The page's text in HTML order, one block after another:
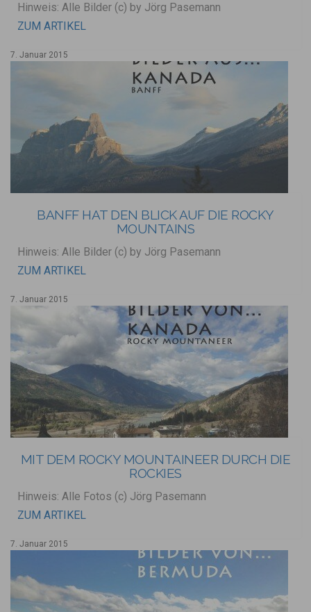
Hinweis: Alle Bilder (c) by Jörg Pasemann
ZUM ARTIKEL
7. Januar 2015
BANFF HAT DEN BLICK AUF DIE ROCKY
MOUNTAINS
Hinweis: Alle Bilder (c) by Jörg Pasemann
ZUM ARTIKEL
7. Januar 2015
MIT DEM ROCKY MOUNTAINEER DURCH DIE
ROCKIES
Hinweis: Alle Fotos (c) Jörg Pasemann
ZUM ARTIKEL
7. Januar 2015